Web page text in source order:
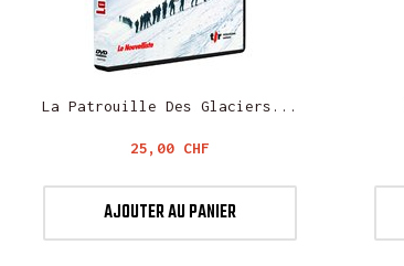
La Patrouille Des Glaciers...
Prix
25,00 CHF
AJOUTER AU PANIER